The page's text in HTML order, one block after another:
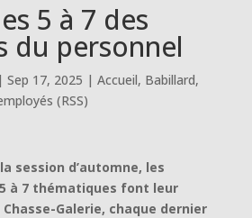
5 à 7 des
du personnel
Sep 17, 2025 | Accueil, Babillard,
(RSS)
session d’automne, les
à 7 thématiques font leur
Galerie, chaque dernier